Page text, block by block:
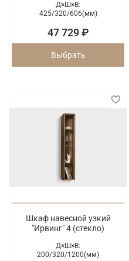
Д×Ш×В:
425/320/606(мм)
47 729 ₽
Выбрать
Шкаф навесной узкий
"Ирвинг" 4 (стекло)
Д×Ш×В:
200/320/1200(мм)